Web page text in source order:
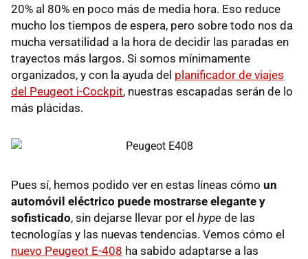
20% al 80% en poco más de media hora. Eso reduce
mucho los tiempos de espera, pero sobre todo nos da
mucha versatilidad a la hora de decidir las paradas en
trayectos más largos. Si somos mínimamente
organizados, y con la ayuda del planificador de viajes
del Peugeot i-Cockpit, nuestras escapadas serán de lo
más plácidas.
Pues sí, hemos podido ver en estas líneas cómo un
automóvil eléctrico puede mostrarse elegante y
sofisticado, sin dejarse llevar por el hype de las
tecnologías y las nuevas tendencias. Vemos cómo el
nuevo Peugeot E-408 ha sabido adaptarse a las